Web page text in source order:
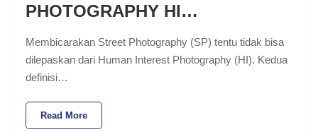
PHOTOGRAPHY HI…
Membicarakan Street Photography (SP) tentu tidak bisa
dilepaskan dari Human Interest Photography (HI). Kedua
definisi…
Read More